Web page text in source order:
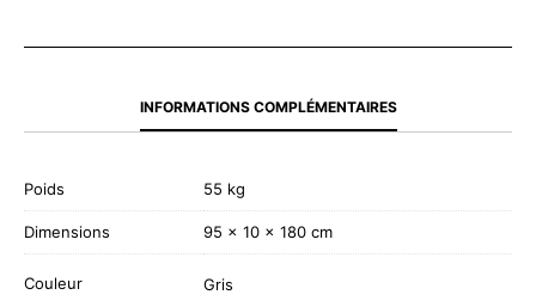
INFORMATIONS COMPLÉMENTAIRES
Poids 55 kg
Dimensions 95 × 10 × 180 cm
Couleur Gris